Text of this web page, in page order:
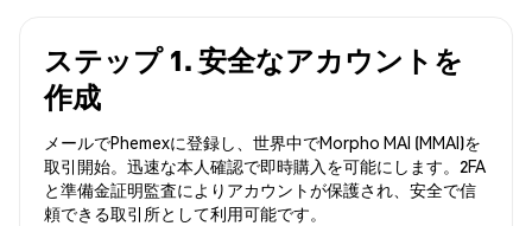
ステップ 1. 安全なアカウントを
作成
メールでPhemexに登録し、世界中でMorpho MAI (MMAI)を
取引開始。迅速な本人確認で即時購入を可能にします。2FA
と準備金証明監査によりアカウントが保護され、安全で信
頼できる取引所として利用可能です。